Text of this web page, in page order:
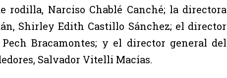
rodilla, Narciso Chablé Canché; la directora
Shirley Edith Castillo Sánchez; el director
Bracamontes; y el director general del
Salvador Vitelli Macías.